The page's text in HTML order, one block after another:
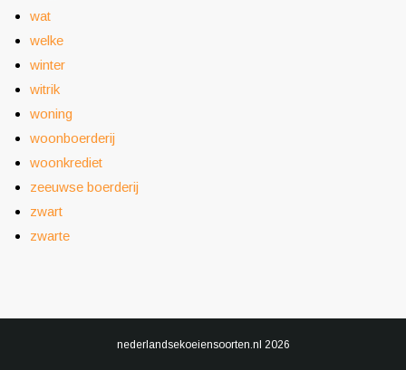
wat
welke
winter
witrik
woning
woonboerderij
woonkrediet
zeeuwse boerderij
zwart
zwarte
nederlandsekoeiensoorten.nl 2026